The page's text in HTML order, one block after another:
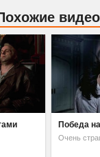
видео
Победа
Очень